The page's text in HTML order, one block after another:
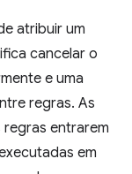
atribuir um
cancelar o
e uma
regras. As
entrarem
em